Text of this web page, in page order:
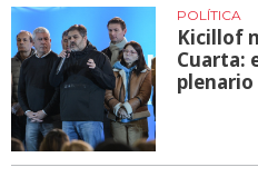
POLÍTICA
Kicillof
Cuarta: